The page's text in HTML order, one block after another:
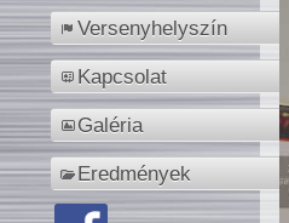
Versenyhelyszín
Kapcsolat
Galéria
Eredmények